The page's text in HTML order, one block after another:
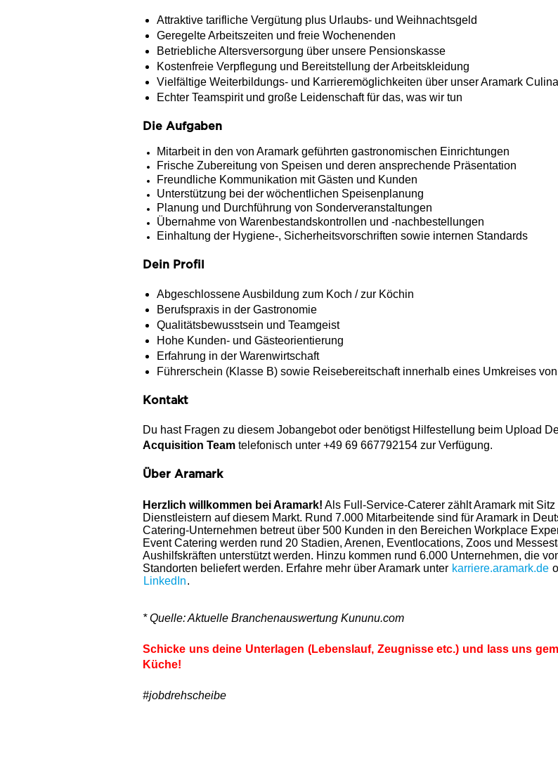
Attraktive tarifliche Vergütung plus Urlaubs- und Weihnachtsgeld
Geregelte Arbeitszeiten und freie Wochenenden
Betriebliche Altersversorgung über unsere Pensionskasse
Kostenfreie Verpflegung und Bereitstellung der Arbeitskleidung
Vielfältige Weiterbildungs- und Karrieremöglichkeiten über unser Aramark
Echter Teamspirit und große Leidenschaft für das, was wir tun
Die Aufgaben
Mitarbeit in den von Aramark geführten gastronomischen Einrichtungen
Frische Zubereitung von Speisen und deren ansprechende Präsentation
Freundliche Kommunikation mit Gästen und Kunden
Unterstützung bei der wöchentlichen Speisenplanung
Planung und Durchführung von Sonderveranstaltungen
Übernahme von Warenbestandskontrollen und -nachbestellungen
Einhaltung der Hygiene-, Sicherheitsvorschriften sowie internen Standards
Dein Profil
Abgeschlossene Ausbildung zum Koch / zur Köchin
Berufspraxis in der Gastronomie
Qualitätsbewusstsein und Teamgeist
Hohe Kunden- und Gästeorientierung
Erfahrung in der Warenwirtschaft
Führerschein (Klasse B) sowie Reisebereitschaft innerhalb eines Umkreises
Kontakt
Du hast Fragen zu diesem Jobangebot oder benötigst Hilfestellung beim Upload
Acquisition Team telefonisch unter +49 69 667792154 zur Verfügung.
Über Aramark
Herzlich willkommen bei Aramark! Als Full-Service-Caterer zählt Aramark mit
Dienstleistern auf diesem Markt. Rund 7.000 Mitarbeitende sind für Aramark in
Catering-Unternehmen betreut über 500 Kunden in den Bereichen Workplace
Event Catering werden rund 20 Stadien, Arenen, Eventlocations, Zoos und
Aushilfskräften unterstützt werden. Hinzu kommen rund 6.000 Unternehmen, die
Standorten beliefert werden. Erfahre mehr über Aramark unter karriere.aramark.de
LinkedIn.
* Quelle: Aktuelle Branchenauswertung Kununu.com
Schicke uns deine Unterlagen (Lebenslauf, Zeugnisse etc.) und lass uns
Küche!
#jobdrehscheibe